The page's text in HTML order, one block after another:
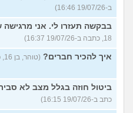
ב-19/07/26 16:46)
בבקשה תעזרו לי. אני
18, כתבה ב-19/07/26 16:37)
איך להכיר חברים? (טוהר, בן 16, כתב ב-19/07/26 16:26)
ביטול חוזה בגלל מצב לא
כתב ב-19/07/26 16:15)